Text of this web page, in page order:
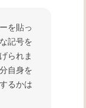
を貼っ
記号を
られま
自身を
るかは